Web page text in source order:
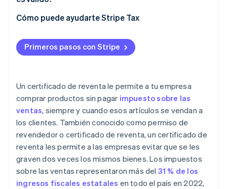
Cómo puede ayudarte Stripe Tax
Primeros pasos con Stripe
Un certificado de reventa le permite a tu empresa
comprar productos sin pagar impuesto sobre las
ventas, siempre y cuando esos artículos se vendan a
los clientes. También conocido como permiso de
revendedor o certificado de reventa, un certificado de
reventa les permite a las empresas evitar que se les
graven dos veces los mismos bienes. Los impuestos
sobre las ventas representaron más del 31 % de los
ingresos fiscales estatales en todo el país en 2022,